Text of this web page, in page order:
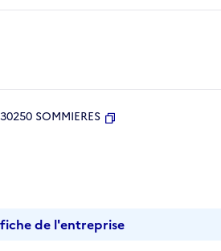
SOMMIERES
de l'entreprise